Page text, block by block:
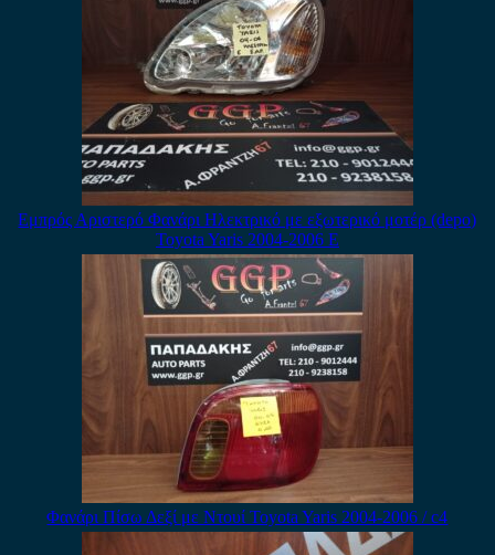
Εμπρός Αριστερό Φανάρι Ηλεκτρικό με εξωτερικό μοτέρ (depo)
Toyota Yaris 2004-2006 E
Φανάρι Πίσω Δεξί με Ντουί Toyota Yaris 2004-2006 / c4